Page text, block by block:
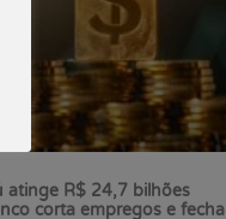
atinge R$ 24,7 bilhões
corta empregos e fecha